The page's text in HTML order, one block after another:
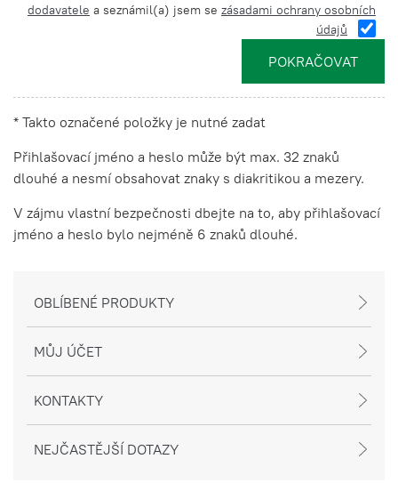
dodavatele a seznámil(a) jsem se zásadami ochrany osobních
údajů
* Takto označené položky je nutné zadat
Přihlašovací jméno a heslo může být max. 32 znaků
dlouhé a nesmí obsahovat znaky s diakritikou a mezery.
V zájmu vlastní bezpečnosti dbejte na to, aby přihlašovací
jméno a heslo bylo nejméně 6 znaků dlouhé.
OBLÍBENÉ PRODUKTY
MŮJ ÚČET
KONTAKTY
NEJČASTĚJŠÍ DOTAZY